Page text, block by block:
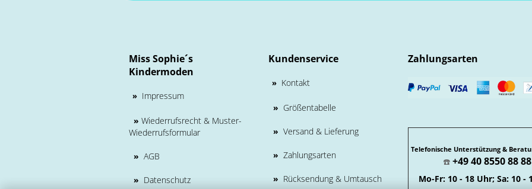
Miss Sophie´s
Kindermoden
» Impressum
» Wiederrufsrecht & Muster-
Wiederrufsformular
» AGB
» Datenschutz
Kundenservice
» Kontakt
» Größentabelle
» Versand & Lieferung
» Zahlungsarten
» Rücksendung & Umtausch
Zahlungsarten
Telefonische Unterstützung &
☎️ +49 40 8550 88 88
Mo-Fr: 10 - 18 Uhr; Sa: 10 -